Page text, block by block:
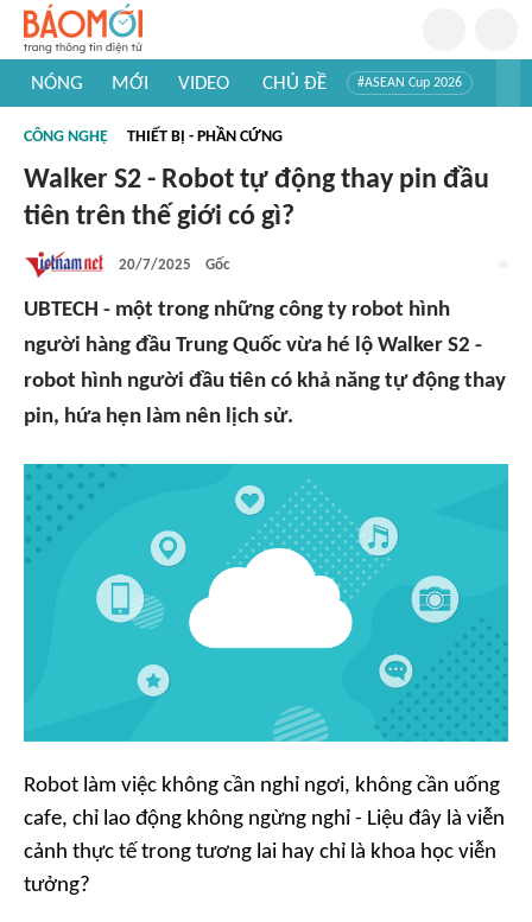
NÓNG MỚI VIDEO CHỦ ĐỀ #ASEAN Cup 2026
#Khám phá thế giới
CÔNG NGHỆ THIẾT BỊ - PHẦN CỨNG
Walker S2 - Robot tự động thay pin đầu
tiên trên thế giới có gì?
20/7/2025 Gốc
UBTECH - một trong những công ty robot hình
người hàng đầu Trung Quốc vừa hé lộ Walker S2 -
robot hình người đầu tiên có khả năng tự động thay
pin, hứa hẹn làm nên lịch sử.
Robot làm việc không cần nghỉ ngơi, không cần uống
cafe, chỉ lao động không ngừng nghỉ - Liệu đây là viễn
cảnh thực tế trong tương lai hay chỉ là khoa học viễn
tưởng?